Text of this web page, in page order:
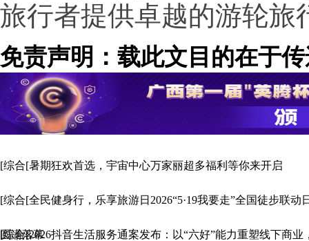
旅行者提供卓越的游轮旅
免责声明：载此文目的在于
场。
[综合[暑期狂欢首选，宇宙中心万家丽超多福利等你来开启
[综合[全民健身行，乐享旅游日2026“5·19我要走”全国徒步联动
圆满落幕
[综合[2026抖音生活服务通案发布：以“六好”能力重塑线下商业